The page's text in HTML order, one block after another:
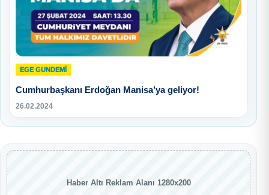
EGE GUNDEMİ
Cumhurbaşkanı Erdoğan Manisa’ya geliyor!
26.02.2024
Haber Altı Reklam Alanı 1280x200